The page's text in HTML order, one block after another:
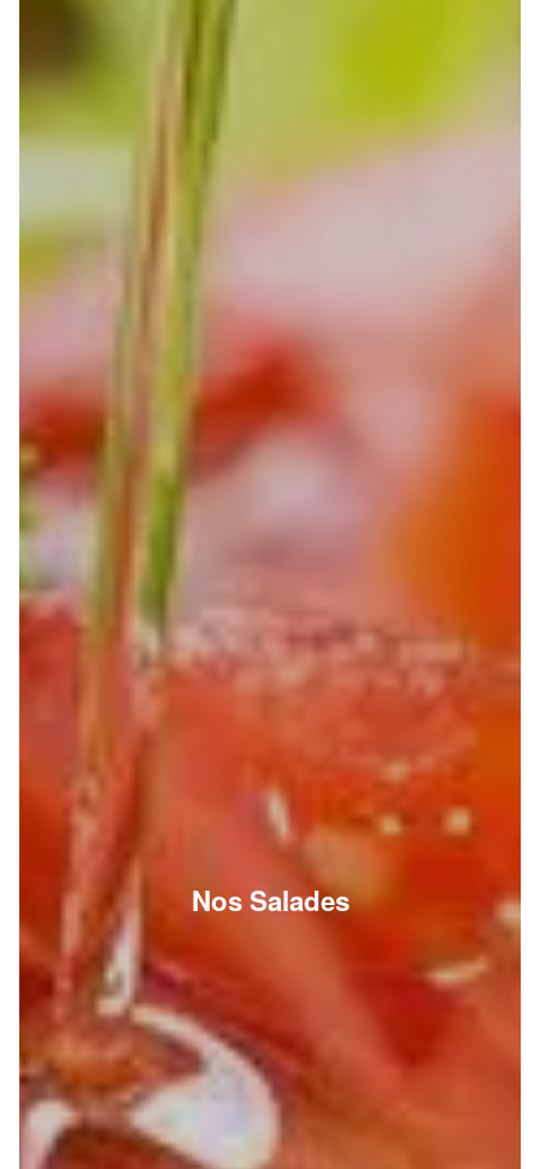
Nos Salades